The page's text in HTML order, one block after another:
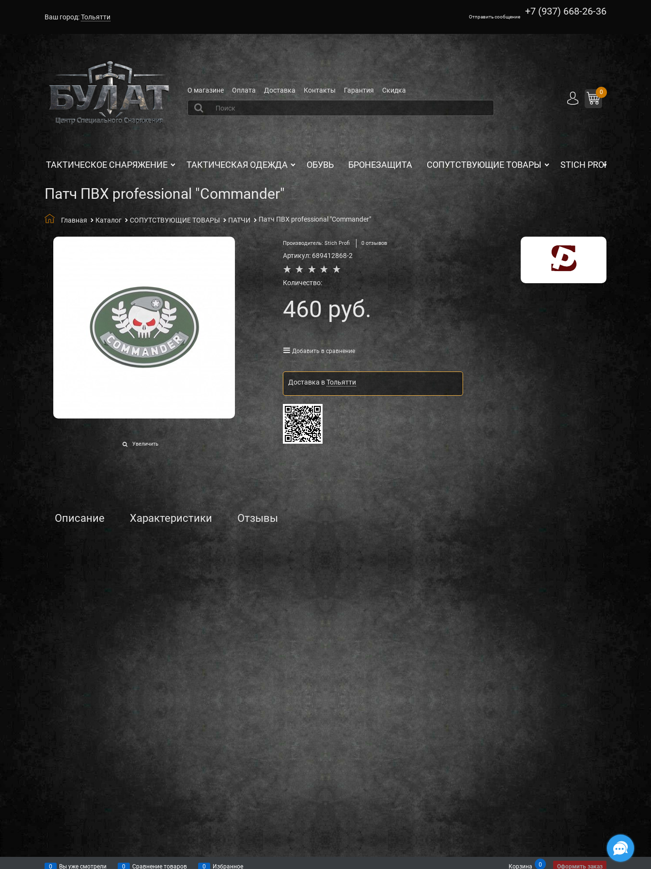
Ваш город:Тольятти Отправить сообщение +7 (937) 668-26-36
О магазине Оплата Доставка Контакты Гарантия Скидка 0
ТАКТИЧЕСКОЕ СНАРЯЖЕНИЕ ТАКТИЧЕСКАЯ ОДЕЖДА ОБУВЬ БРОНЕЗАЩИТА СОПУТСТВУЮЩИЕ ТОВАРЫ STICH PROFI
Патч ПВХ professional "Commander"
Главная Каталог СОПУТСТВУЮЩИЕ ТОВАРЫ ПАТЧИ Патч ПВХ professional "Commander"
Увеличить
Производитель: Stich Profi 0 отзывов
Артикул: 689412868-2
Количество:
460 руб.
Добавить в сравнение
Доставка вТольятти
Описание Характеристики Отзывы
0 Вы уже смотрели 0 Сравнение товаров 0 Избранное Корзина 0 Оформить заказ